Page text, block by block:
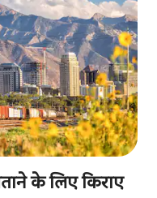
के लिए किराए